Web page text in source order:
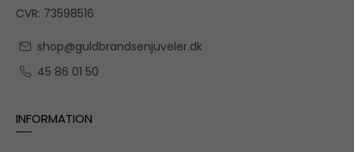
CVR: 73598516
shop@guldbrandsenjuveler.dk
45 86 01 50
INFORMATION